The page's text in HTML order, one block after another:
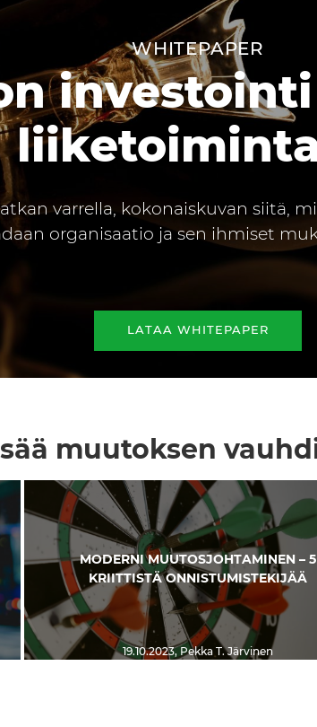
WHITEPAPER
varrella, kokonaiskuvan siitä,
organisaatio ja sen ihmiset
LATAA WHITEPAPER
muutoksen
MODERNI MUUTOSJOHTAMINEN – 5
KRIITTISTÄ ONNISTUMISTEKIJÄÄ
19.10.2023, Pekka T. Järvinen